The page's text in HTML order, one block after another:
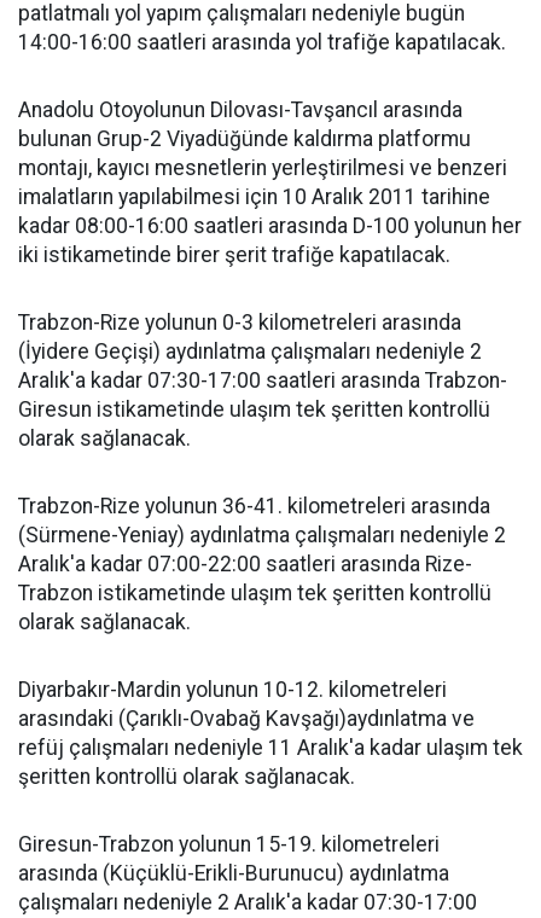
patlatmalı yol yapım çalışmaları nedeniyle bugün
14:00-16:00 saatleri arasında yol trafiğe kapatılacak.
Anadolu Otoyolunun Dilovası-Tavşancıl arasında
bulunan Grup-2 Viyadüğünde kaldırma platformu
montajı, kayıcı mesnetlerin yerleştirilmesi ve benzeri
imalatların yapılabilmesi için 10 Aralık 2011 tarihine
kadar 08:00-16:00 saatleri arasında D-100 yolunun her
iki istikametinde birer şerit trafiğe kapatılacak.
Trabzon-Rize yolunun 0-3 kilometreleri arasında
(İyidere Geçişi) aydınlatma çalışmaları nedeniyle 2
Aralık'a kadar 07:30-17:00 saatleri arasında Trabzon-
Giresun istikametinde ulaşım tek şeritten kontrollü
olarak sağlanacak.
Trabzon-Rize yolunun 36-41. kilometreleri arasında
(Sürmene-Yeniay) aydınlatma çalışmaları nedeniyle 2
Aralık'a kadar 07:00-22:00 saatleri arasında Rize-
Trabzon istikametinde ulaşım tek şeritten kontrollü
olarak sağlanacak.
Diyarbakır-Mardin yolunun 10-12. kilometreleri
arasındaki (Çarıklı-Ovabağ Kavşağı)aydınlatma ve
refüj çalışmaları nedeniyle 11 Aralık'a kadar ulaşım tek
şeritten kontrollü olarak sağlanacak.
Giresun-Trabzon yolunun 15-19. kilometreleri
arasında (Küçüklü-Erikli-Burunucu) aydınlatma
çalışmaları nedeniyle 2 Aralık'a kadar 07:30-17:00